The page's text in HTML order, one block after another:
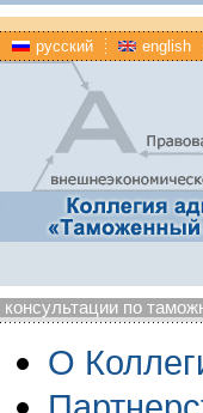
русский english
консультации по
О